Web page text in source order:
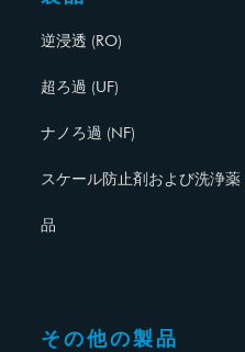
逆浸透 (RO)
超ろ過 (UF)
ナノろ過 (NF)
スケール防止剤および洗浄薬
品
その他の製品